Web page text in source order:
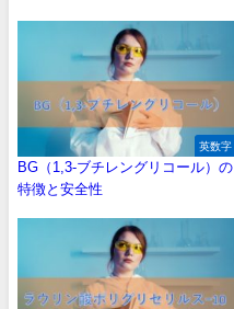
英数字
BG（1,3-ブチレングリコール）の
特徴と安全性